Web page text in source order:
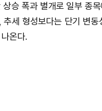
승 폭과 별개로 일부 종
세 형성보다는 단기 변동
온다.